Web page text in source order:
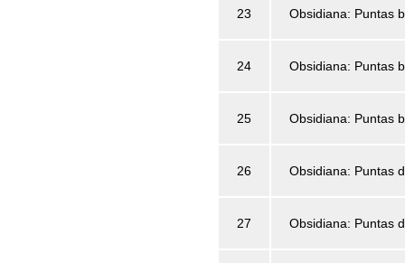
23 Obsidiana: Puntas
24 Obsidiana: Puntas
25 Obsidiana: Puntas
26 Obsidiana: Puntas
27 Obsidiana: Puntas